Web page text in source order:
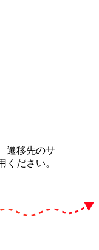
遷移先のサ
ください。